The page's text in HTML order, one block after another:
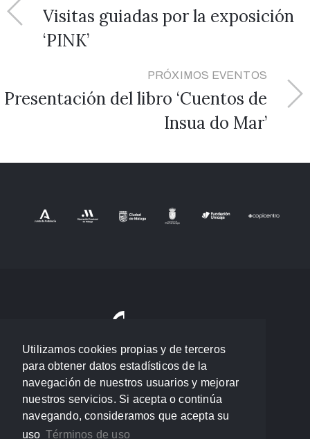
Utilizamos cookies propias y de terceros
para obtener datos estadísticos de la
navegación de nuestros usuarios y mejorar
nuestros servicios. Si acepta o continúa
navegando, consideramos que acepta su
uso Términos de uso
Visitas guiadas por la exposición
‘PINK’
PRÓXIMOS EVENTOS
Presentación del libro ‘Cuentos de
Insua do Mar’